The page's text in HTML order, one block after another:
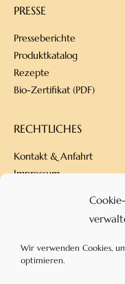
Wir verwenden Cookies,
optimieren.
PRESSE
Presseberichte
Produktkatalog
Rezepte
Bio-Zertifikat (PDF)
RECHTLICHES
Kontakt & Anfahrt
Impressum
Versandbedingungen
AGB